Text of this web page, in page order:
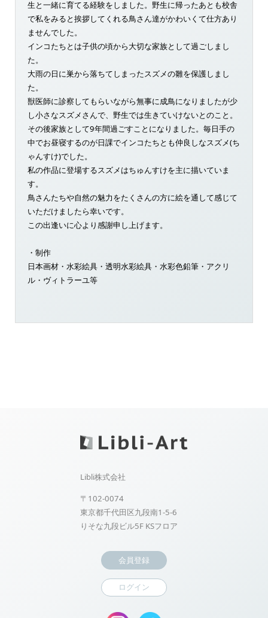
生と一緒に育てる経験をしました。野生に帰ったあとも校舎
で私をみると挨拶してくれる鳥さん達がかわいくて仕方あり
ませんでした。
インコたちとは子供の頃から大切な家族として過ごしまし
た。
大雨の日に巣から落ちてしまったスズメの雛を保護しまし
た。
獣医師に診察してもらいながら無事に成鳥になりましたが少
し小さなスズメさんで、野生では生きていけないとのこと。
その後家族として9年間過ごすことになりました。毎日手の
中でお昼寝するのが日課でインコたちとも仲良しなスズメ(ち
ゃんすけ)でした。
私の作品に登場するスズメはちゅんすけを主に描いていま
す。
鳥さんたちや自然の魅力をたくさんの方に絵を通して感じて
いただけましたら幸いです。
この出逢いに心より感謝申し上げます。
・制作
日本画材・水彩絵具・透明水彩絵具・水彩色鉛筆・アクリ
ル・ヴィトラーユ等
Libli株式会社
〒102-0074
東京都千代田区九段南1-5-6
りそな九段ビル5F KSフロア
会員登録
ログイン